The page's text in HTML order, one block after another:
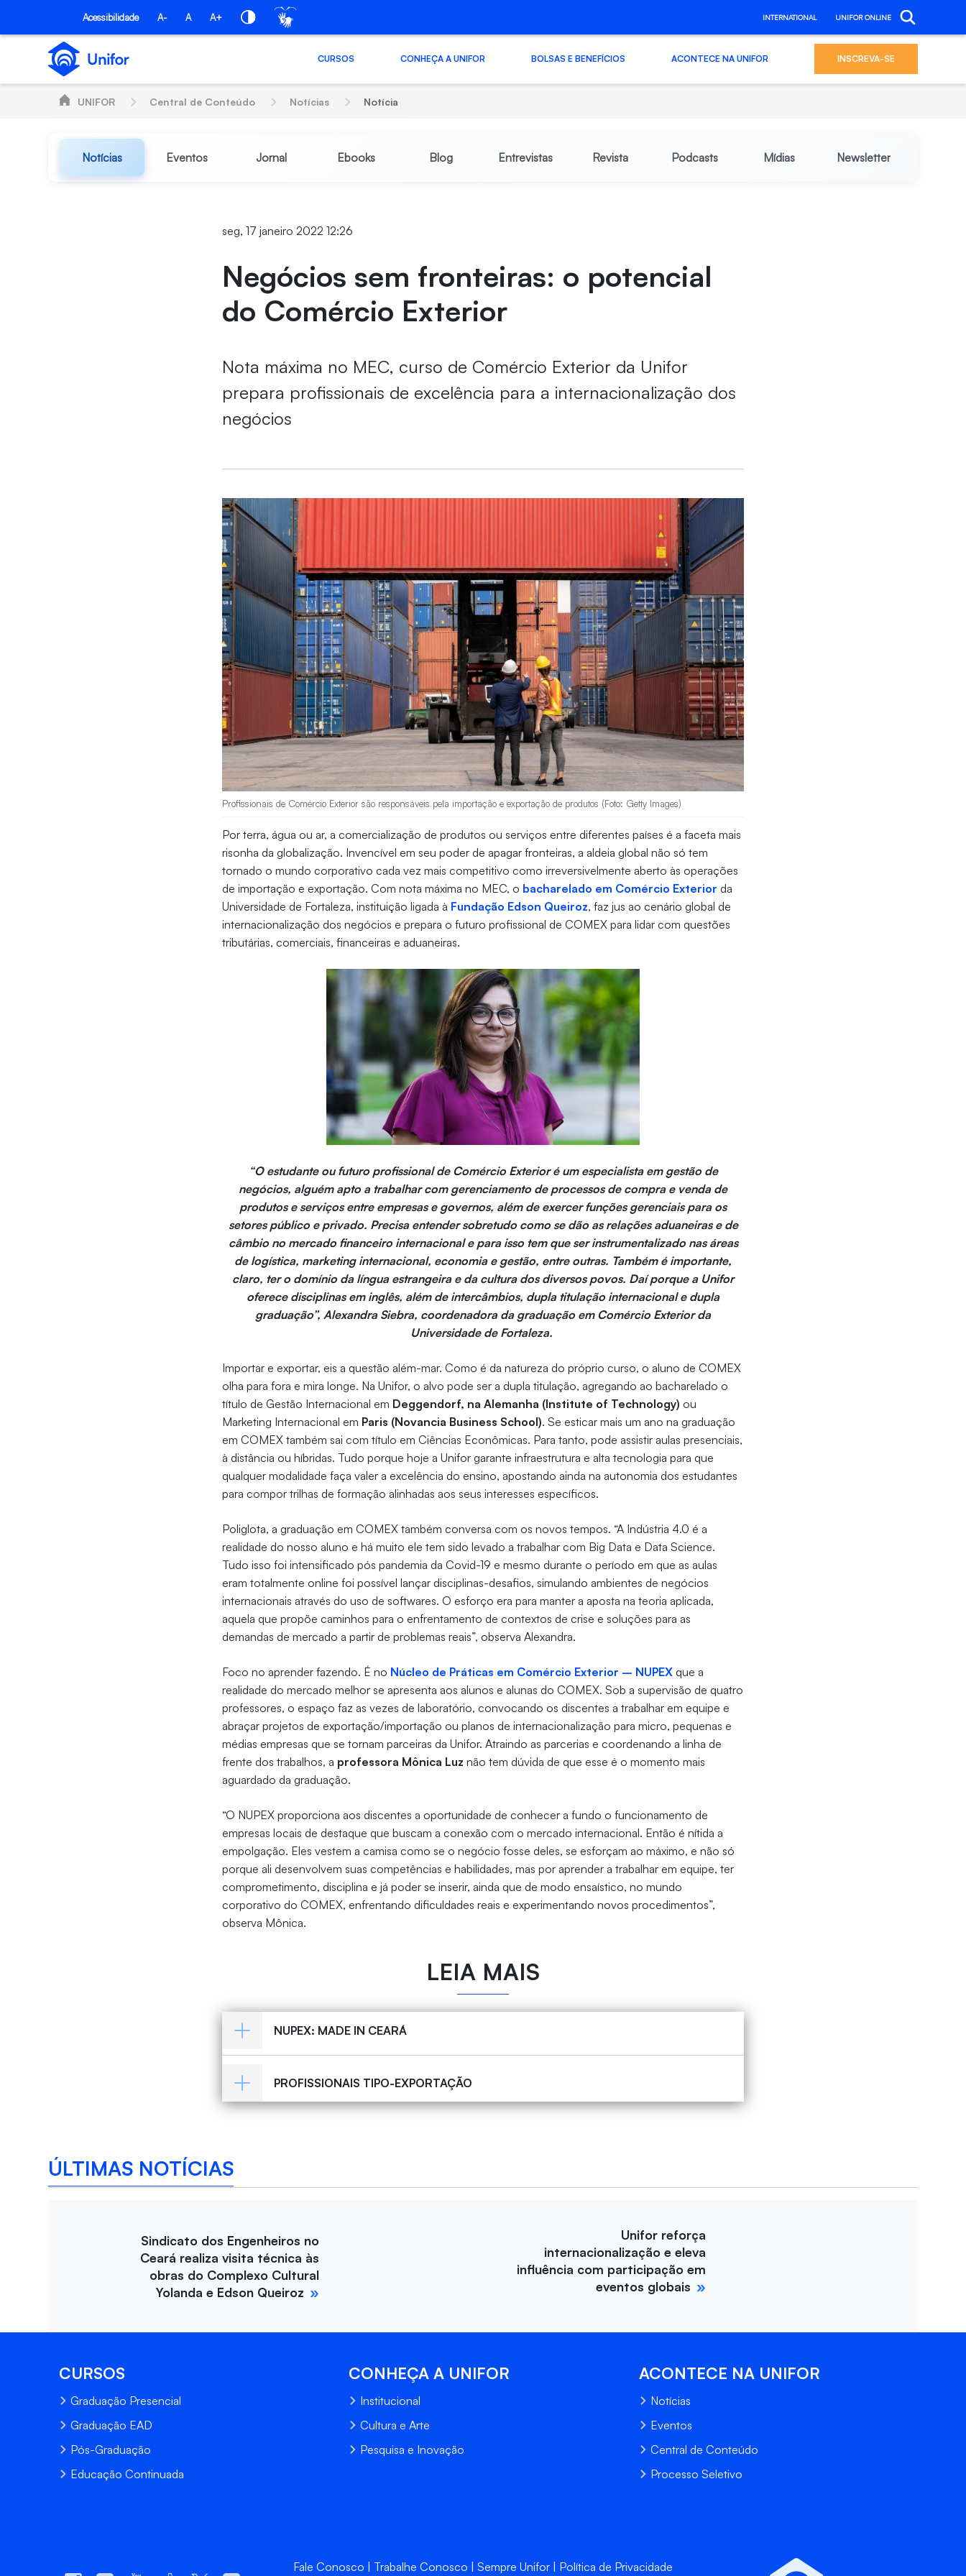
Pular para o Conteúdo principal
Acessibilidade A- A A+ INTERNATIONAL UNIFOR ONLINE
CURSOS CONHEÇA A UNIFOR BOLSAS E BENEFÍCIOS ACONTECE NA UNIFOR INSCREVA-SE
UNIFOR Central de Conteúdo Notícias Notícia
Notícias Eventos Jornal Ebooks Blog Entrevistas Revista Podcasts Mídias Newsletter
seg, 17 janeiro 2022 12:26
Negócios sem fronteiras: o potencial
do Comércio Exterior
Nota máxima no MEC, curso de Comércio Exterior da Unifor
prepara profissionais de excelência para a internacionalização dos
negócios
Profissionais de Comércio Exterior são responsáveis pela importação e exportação de produtos (Foto: Getty Images)
Por terra, água ou ar, a comercialização de produtos ou serviços entre diferentes países é a faceta mais
risonha da globalização. Invencível em seu poder de apagar fronteiras, a aldeia global não só tem
tornado o mundo corporativo cada vez mais competitivo como irreversivelmente aberto às operações
de importação e exportação. Com nota máxima no MEC, o bacharelado em Comércio Exterior da
Universidade de Fortaleza, instituição ligada à Fundação Edson Queiroz, faz jus ao cenário global de
internacionalização dos negócios e prepara o futuro profissional de COMEX para lidar com questões
tributárias, comerciais, financeiras e aduaneiras.
“O estudante ou futuro profissional de Comércio Exterior é um especialista em gestão de
negócios, alguém apto a trabalhar com gerenciamento de processos de compra e venda de
produtos e serviços entre empresas e governos, além de exercer funções gerenciais para os
setores público e privado. Precisa entender sobretudo como se dão as relações aduaneiras e de
câmbio no mercado financeiro internacional e para isso tem que ser instrumentalizado nas áreas
de logística, marketing internacional, economia e gestão, entre outras. Também é importante,
claro, ter o domínio da língua estrangeira e da cultura dos diversos povos. Daí porque a Unifor
oferece disciplinas em inglês, além de intercâmbios, dupla titulação internacional e dupla
graduação”, Alexandra Siebra, coordenadora da graduação em Comércio Exterior da
Universidade de Fortaleza.
Importar e exportar, eis a questão além-mar. Como é da natureza do próprio curso, o aluno de COMEX
olha para fora e mira longe. Na Unifor, o alvo pode ser a dupla titulação, agregando ao bacharelado o
título de Gestão Internacional em Deggendorf, na Alemanha (Institute of Technology)ou
Marketing Internacional em Paris (Novancia Business School). Se esticar mais um ano na graduação
em COMEX também sai com título em Ciências Econômicas. Para tanto, pode assistir aulas presenciais,
à distância ou híbridas. Tudo porque hoje a Unifor garante infraestrutura e alta tecnologia para que
qualquer modalidade faça valer a excelência do ensino, apostando ainda na autonomia dos estudantes
para compor trilhas de formação alinhadas aos seus interesses específicos.
Poliglota, a graduação em COMEX também conversa com os novos tempos. “A Indústria 4.0 é a
realidade do nosso aluno e há muito ele tem sido levado a trabalhar com Big Data e Data Science.
Tudo isso foi intensificado pós pandemia da Covid-19 e mesmo durante o período em que as aulas
eram totalmente online foi possível lançar disciplinas-desafios, simulando ambientes de negócios
internacionais através do uso de softwares. O esforço era para manter a aposta na teoria aplicada,
aquela que propõe caminhos para o enfrentamento de contextos de crise e soluções para as
demandas de mercado a partir de problemas reais”, observa Alexandra.
Foco no aprender fazendo. É no Núcleo de Práticas em Comércio Exterior – NUPEX que a
realidade do mercado melhor se apresenta aos alunos e alunas do COMEX. Sob a supervisão de quatro
professores, o espaço faz as vezes de laboratório, convocando os discentes a trabalhar em equipe e
abraçar projetos de exportação/importação ou planos de internacionalização para micro, pequenas e
médias empresas que se tornam parceiras da Unifor. Atraindo as parcerias e coordenando a linha de
frente dos trabalhos, a professora Mônica Luz não tem dúvida de que esse é o momento mais
aguardado da graduação.
“O NUPEX proporciona aos discentes a oportunidade de conhecer a fundo o funcionamento de
empresas locais de destaque que buscam a conexão com o mercado internacional. Então é nítida a
empolgação. Eles vestem a camisa como se o negócio fosse deles, se esforçam ao máximo, e não só
porque ali desenvolvem suas competências e habilidades, mas por aprender a trabalhar em equipe, ter
comprometimento, disciplina e já poder se inserir, ainda que de modo ensaístico, no mundo
corporativo do COMEX, enfrentando dificuldades reais e experimentando novos procedimentos”,
observa Mônica.
LEIA MAIS
NUPEX: MADE IN CEARÁ
PROFISSIONAIS TIPO-EXPORTAÇÃO
ÚLTIMAS NOTÍCIAS
Sindicato dos Engenheiros no
Ceará realiza visita técnica às
obras do Complexo Cultural
Yolanda e Edson Queiroz
Unifor reforça
internacionalização e eleva
influência com participação em
eventos globais
CURSOS
Graduação Presencial
Graduação EAD
Pós-Graduação
Educação Continuada
CONHEÇA A UNIFOR
Institucional
Cultura e Arte
Pesquisa e Inovação
ACONTECE NA UNIFOR
Notícias
Eventos
Central de Conteúdo
Processo Seletivo
Fale Conosco Trabalhe Conosco Sempre Unifor Política de Privacidade